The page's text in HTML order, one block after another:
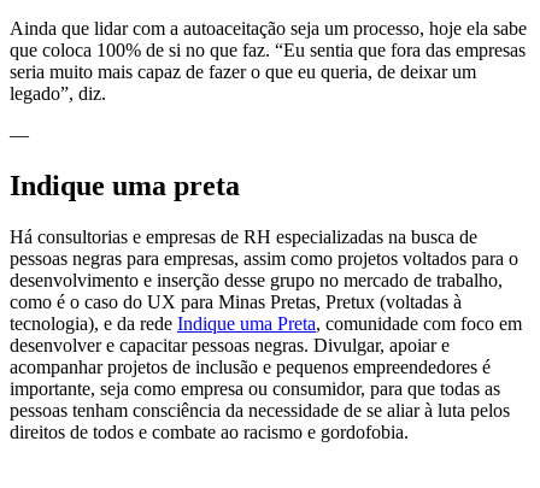
Ainda que lidar com a autoaceitação seja um processo, hoje ela sabe
que coloca 100% de si no que faz. “Eu sentia que fora das empresas
seria muito mais capaz de fazer o que eu queria, de deixar um
legado”, diz.
—
Indique uma preta
Há consultorias e empresas de RH especializadas na busca de
pessoas negras para empresas, assim como projetos voltados para o
desenvolvimento e inserção desse grupo no mercado de trabalho,
como é o caso do UX para Minas Pretas, Pretux (voltadas à
tecnologia), e da rede Indique uma Preta, comunidade com foco em
desenvolver e capacitar pessoas negras. Divulgar, apoiar e
acompanhar projetos de inclusão e pequenos empreendedores é
importante, seja como empresa ou consumidor, para que todas as
pessoas tenham consciência da necessidade de se aliar à luta pelos
direitos de todos e combate ao racismo e gordofobia.